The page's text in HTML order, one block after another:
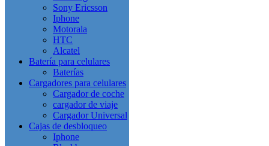
Sony Ericsson
Iphone
Motorala
HTC
Alcatel
Batería para celulares
Baterías
Cargadores para celulares
Cargador de coche
cargador de viaje
Cargador Universal
Cajas de desbloqueo
Iphone